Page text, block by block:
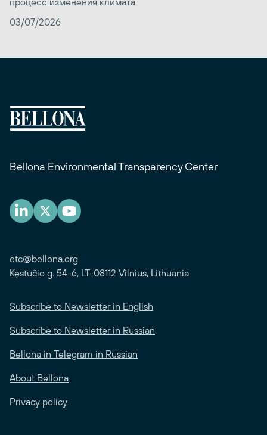
03/07/2026
Bellona Environmental Transparency Center
etc@bellona.org
Kęstučio g. 54-6, LT-08112 Vilnius, Lithuania
Subscribe to Newsletter in English
Subscribe to Newsletter in Russian
Bellona in Telegram in Russian
About Bellona
Privacy policy